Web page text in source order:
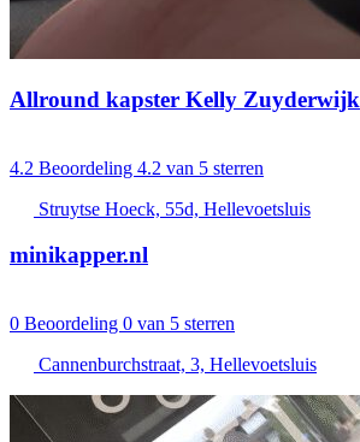
Allround kapster Kelly Zuyderwijk
4.2 Beoordeling 4.2 van 5 sterren
Struytse Hoeck, 55d, Hellevoetsluis
minikapper.nl
0 Beoordeling 0 van 5 sterren
Cannenburchstraat, 3, Hellevoetsluis